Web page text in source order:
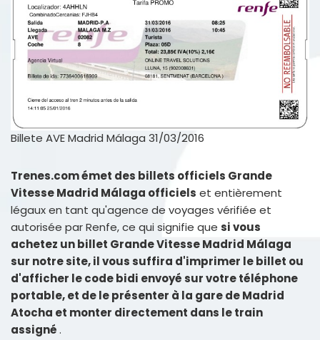
Billete AVE Madrid Málaga 31/03/2016
Trenes.com émet des billets officiels Grande
Vitesse Madrid Málaga officiels et entièrement
légaux en tant qu'agence de voyages vérifiée et
autorisée par Renfe, ce qui signifie que si vous
achetez un billet Grande Vitesse Madrid Málaga
sur notre site, il vous suffira d'imprimer le billet ou
d'afficher le code bidi envoyé sur votre téléphone
portable, et de le présenter à la gare de Madrid
Atocha et monter directement dans le train
assigné.